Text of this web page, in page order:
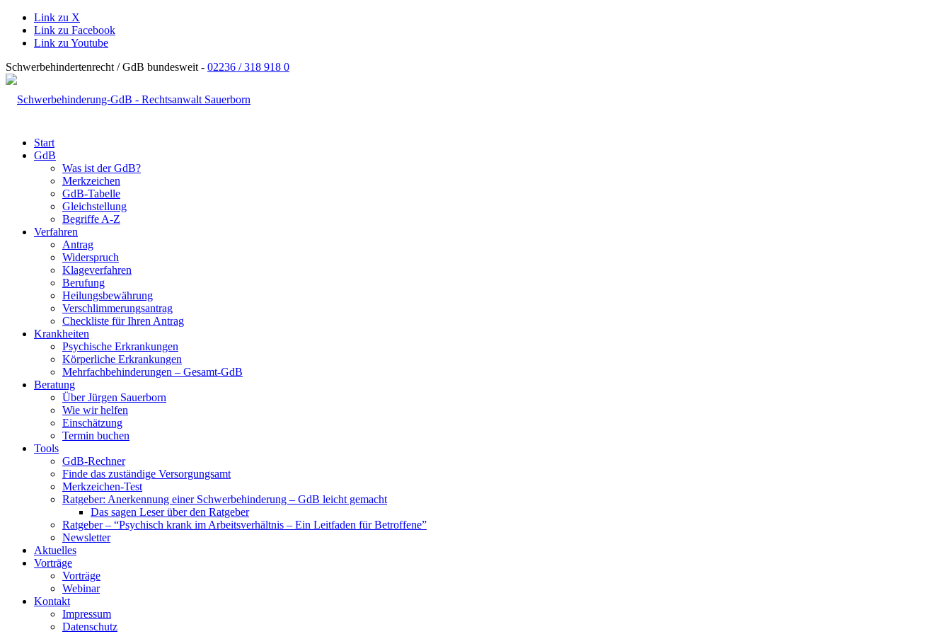
Link zu X
Link zu Facebook
Link zu Youtube
Schwerbehindertenrecht / GdB bundesweit - 02236 / 318 918 0
Start
GdB
Was ist der GdB?
Merkzeichen
GdB-Tabelle
Gleichstellung
Begriffe A-Z
Verfahren
Antrag
Widerspruch
Klageverfahren
Berufung
Heilungsbewährung
Verschlimmerungsantrag
Checkliste für Ihren Antrag
Krankheiten
Psychische Erkrankungen
Körperliche Erkrankungen
Mehrfachbehinderungen – Gesamt-GdB
Beratung
Über Jürgen Sauerborn
Wie wir helfen
Einschätzung
Termin buchen
Tools
GdB-Rechner
Finde das zuständige Versorgungsamt
Merkzeichen-Test
Ratgeber: Anerkennung einer Schwerbehinderung – GdB leicht gemacht
Das sagen Leser über den Ratgeber
Ratgeber – “Psychisch krank im Arbeitsverhältnis – Ein Leitfaden für Betroffene”
Newsletter
Aktuelles
Vorträge
Vorträge
Webinar
Kontakt
Impressum
Datenschutz